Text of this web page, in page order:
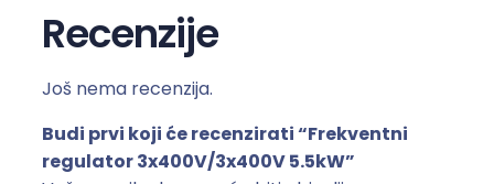
t
n
r
e
g
Recenzije
Još nema recenzija.
Budi prvi koji će recenzirati “Frekventni
regulator 3x400V/3x400V 5.5kW”